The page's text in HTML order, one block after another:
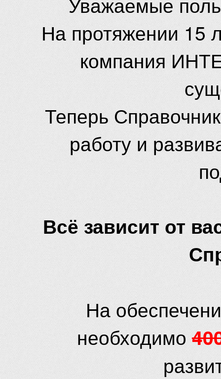
На протяжении 15
компания
Теперь
работу и
Всё зависит от
На
необходимо